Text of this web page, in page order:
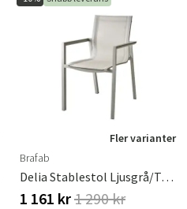
Fler varianter
Brafab
Delia Stablestol Ljusgrå/Textilene
1 161 kr1 290 kr